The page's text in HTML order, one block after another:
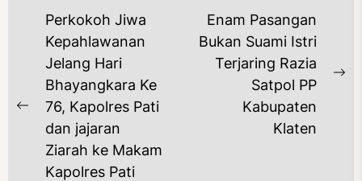
NAVIGASI
POS
Previous
post:
Perkokoh Jiwa
Kepahlawanan
Jelang Hari
Bhayangkara Ke
76, Kapolres Pati
dan jajaran
Ziarah ke Makam
Kapolres Pati
Enam Pasangan
Bukan Suami Istri
Terjaring Razia
Satpol PP
Kabupaten
Klaten